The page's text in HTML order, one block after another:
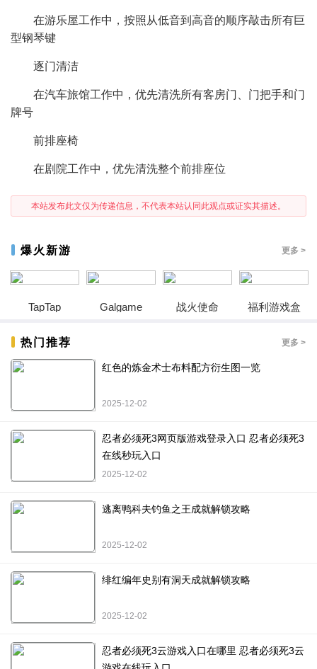
在游乐屋工作中，按照从低音到高音的顺序敲击所有巨
型钢琴键
逐门清洁
在汽车旅馆工作中，优先清洗所有客房门、门把手和门
牌号
前排座椅
在剧院工作中，优先清洗整个前排座位
本站发布此文仅为传递信息，不代表本站认同此观点或证实其描述。
爆火新游 更多 >
TapTap Galgame 战火使命 福利游戏盒
热门推荐 更多 >
红色的炼金术士布料配方衍生图一览
2025-12-02
忍者必须死3网页版游戏登录入口 忍者必须死3
在线秒玩入口
2025-12-02
逃离鸭科夫钓鱼之王成就解锁攻略
2025-12-02
绯红编年史别有洞天成就解锁攻略
2025-12-02
忍者必须死3云游戏入口在哪里 忍者必须死3云